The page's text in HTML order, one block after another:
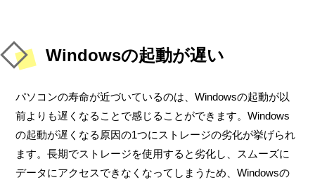
Windowsの起動が遅い
パソコンの寿命が近づいているのは、Windowsの起動が以
前よりも遅くなることで感じることができます。Windows
の起動が遅くなる原因の1つにストレージの劣化が挙げられ
ます。長期でストレージを使用すると劣化し、スムーズに
データにアクセスできなくなってしまうため、Windowsの